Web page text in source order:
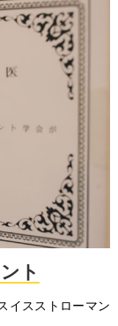
ト
イスストローマン